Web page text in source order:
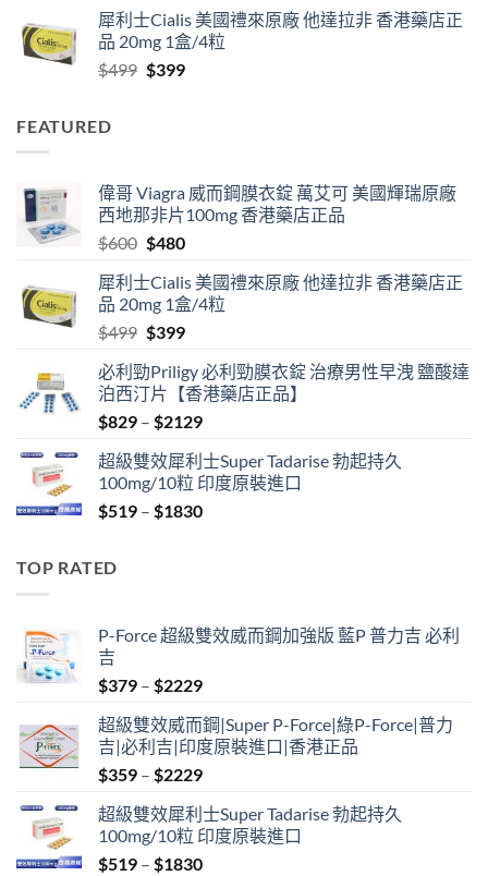
$829
through
犀利士Cialis 美國禮來原廠 他達拉非 香港藥店正
品 20mg 1盒/4粒
$499 Original
$399Current
FEATURED
偉哥 Viagra 威而鋼膜衣錠 萬艾可 美國輝瑞原廠
西地那非片100mg 香港藥店正品
$600 Original
was:
$600.
$480Current
is:
$480.
犀利士Cialis 美國禮來原廠 他達拉非 香港藥店正
品 20mg 1盒/4粒
$499 Original
was:
$499.
$399Current
is:
$399.
必利勁Priligy 必利勁膜衣錠 治療男性早洩 鹽酸達
泊西汀片【香港藥店正品】
$829 – $2129Price
$829
through
$2129
超級雙效犀利士Super Tadarise 勃起持久
100mg/10粒 印度原裝進口
$519 – $1830Price
TOP RATED
P-Force 超級雙效威而鋼加強版 藍P 普力吉 必利
吉
$379 – $2229Price
$379
through
$2229
超級雙效威而鋼|Super P-Force|綠P-Force|普力
吉|必利吉|印度原裝進口|香港正品
$359 – $2229Price
$359
through
$2229
超級雙效犀利士Super Tadarise 勃起持久
100mg/10粒 印度原裝進口
$519 – $1830Price